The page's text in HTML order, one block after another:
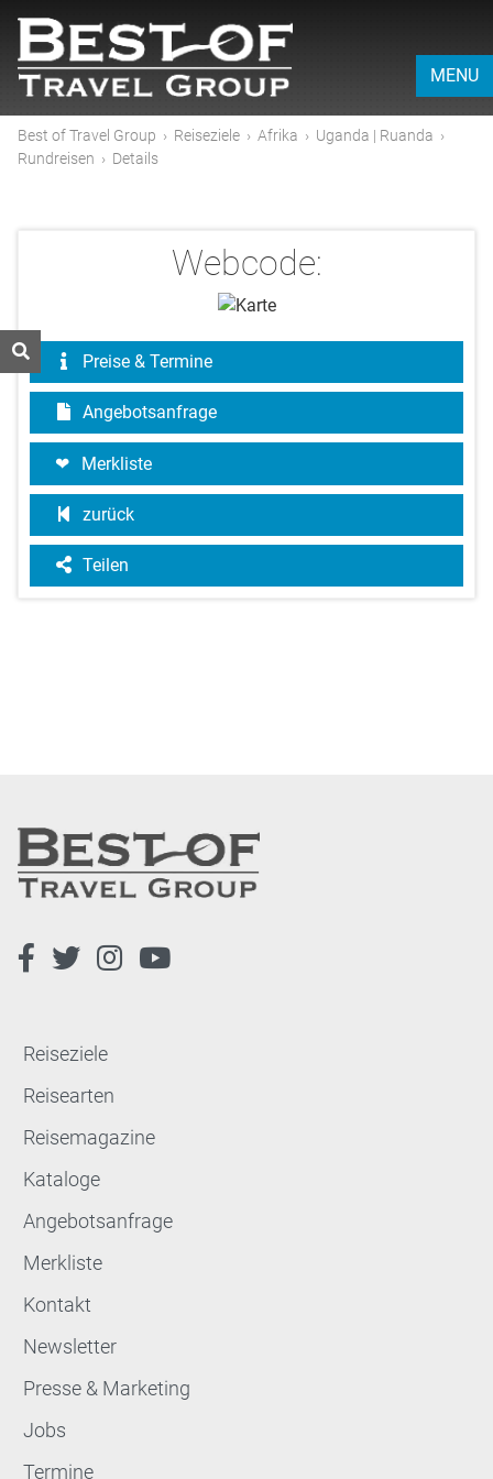
MENU
Best of Travel Group › Reiseziele › Afrika › Uganda | Ruanda ›
Rundreisen › Details
Webcode:
Preise & Termine
Angebotsanfrage
Merkliste
zurück
Teilen
Reiseziele
Reisearten
Reisemagazine
Kataloge
Angebotsanfrage
Merkliste
Kontakt
Newsletter
Presse & Marketing
Jobs
Termine